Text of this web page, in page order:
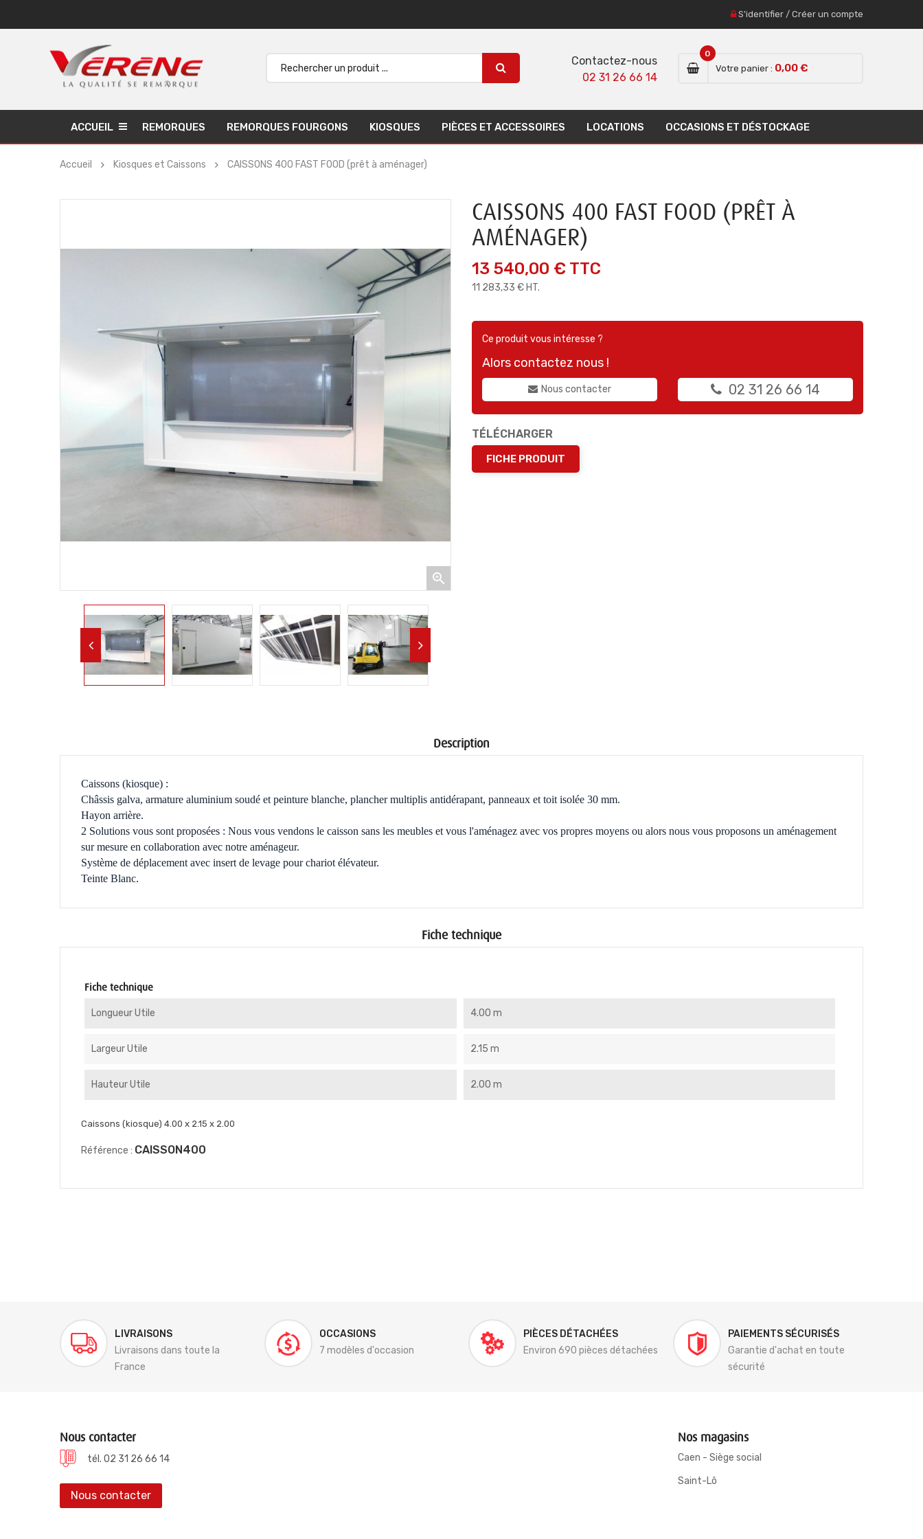
S'identifier / Créer un compte
Contactez-nous
02 31 26 66 14
Votre panier :
0
0,00 €
ACCUEIL REMORQUES REMORQUES FOURGONS KIOSQUES PIÈCES ET ACCESSOIRES LOCATIONS OCCASIONS ET DÉSTOCKAGE
Accueil Kiosques et Caissons CAISSONS 400 FAST FOOD (prêt à aménager)

CAISSONS 400 FAST FOOD (PRÊT À
AMÉNAGER)
13 540,00 € TTC
11 283,33 € HT.
Ce produit vous intéresse ?
Alors contactez nous !
Nous contacter 02 31 26 66 14
TÉLÉCHARGER
FICHE PRODUIT
Description
Caissons (kiosque) :
Châssis galva, armature aluminium soudé et peinture blanche, plancher multiplis antidérapant, panneaux et toit isolée 30 mm.
Hayon arrière.
2 Solutions vous sont proposées : Nous vous vendons le caisson sans les meubles et vous l'aménagez avec vos propres moyens ou alors nous vous proposons un aménagement
sur mesure en collaboration avec notre aménageur.
Système de déplacement avec insert de levage pour chariot élévateur.
Teinte Blanc.
Fiche technique
Fiche technique
Longueur Utile 4.00 m
Largeur Utile 2.15 m
Hauteur Utile 2.00 m
Caissons (kiosque) 4.00 x 2.15 x 2.00
Référence : CAISSON400
LIVRAISONS
Livraisons dans toute la
France
OCCASIONS
7 modèles d'occasion
PIÈCES DÉTACHÉES
Environ 690 pièces détachées
PAIEMENTS SÉCURISÉS
Garantie d'achat en toute
sécurité
Nous contacter
tél. 02 31 26 66 14
Nous contacter
Nos magasins
Caen - Siège social
Saint-Lô